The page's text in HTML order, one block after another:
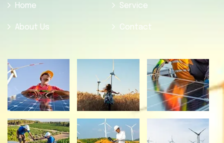
Home Service
About Us Contact